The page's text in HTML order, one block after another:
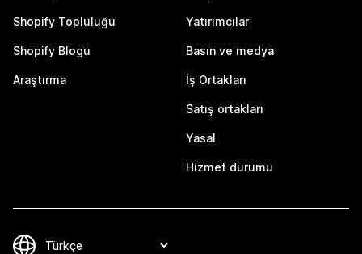
Shopify Topluluğu
Shopify Blogu
Araştırma
Yatırımcılar
Basın ve medya
İş Ortakları
Satış ortakları
Yasal
Hizmet durumu